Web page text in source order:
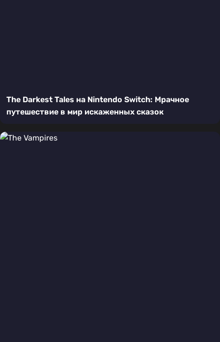
The Darkest Tales на Nintendo Switch: Мрачное
путешествие в мир искаженных сказок